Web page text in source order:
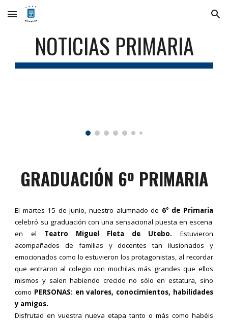
Skip to main content Skip to navigation
NOTICIAS PRIMARIA
GRADUACIÓN 6º PRIMARIA
El martes 15 de junio, nuestro alumnado de 6° de Primaria
celebró su graduación con una sensacional puesta en escena
en el Teatro Miguel Fleta de Utebo. Estuvieron
acompañados de familias y docentes tan ilusionados y
emocionados como lo estuvieron los protagonistas, al recordar
que entraron al colegio con mochilas más grandes que ellos
mismos y salen habiendo crecido no sólo en estatura, sino
como PERSONAS: en valores, conocimientos, habilidades
y amigos.
Disfrutad en vuestra nueva etapa tanto o más como habéis